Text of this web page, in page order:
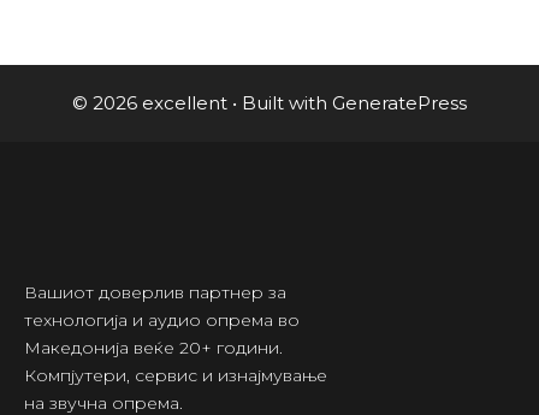
© 2026 excellent • Built with GeneratePress
Вашиот доверлив партнер за
технологија и аудио опрема во
Македонија веќе 20+ години.
Компјутери, сервис и изнајмување
на звучна опрема.